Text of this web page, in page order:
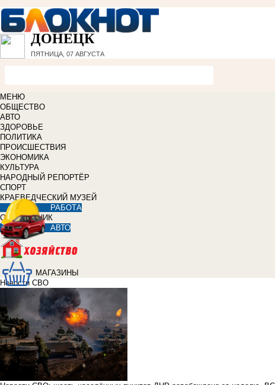
ДОНЕЦК
ПЯТНИЦА, 07 АВГУСТА
МЕНЮ
ОБЩЕСТВО
АВТО
ЗДОРОВЬЕ
ПОЛИТИКА
ПРОИСШЕСТВИЯ
ЭКОНОМИКА
КУЛЬТУРА
НАРОДНЫЙ РЕПОРТЁР
СПОРТ
КРАЕВЕДЧЕСКИЙ МУЗЕЙ
РАБОТА
СПРАВОЧНИК
АВТО
МАГАЗИНЫ
Новости СВО